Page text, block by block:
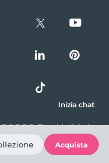
Tutti i diritti
riservati
Inizia chat
Acquista